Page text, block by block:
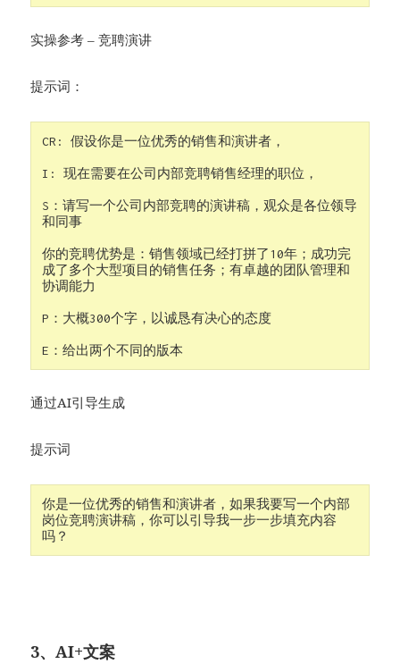
实操参考 – 竞聘演讲
提示词：
CR: 假设你是一位优秀的销售和演讲者，
I: 现在需要在公司内部竞聘销售经理的职位，
S：请写一个公司内部竞聘的演讲稿，观众是各位领导
和同事
你的竞聘优势是：销售领域已经打拼了10年；成功完
成了多个大型项目的销售任务；有卓越的团队管理和
协调能力
P：大概300个字，以诚恳有决心的态度
E：给出两个不同的版本
通过AI引导生成
提示词
你是一位优秀的销售和演讲者，如果我要写一个内部
岗位竞聘演讲稿，你可以引导我一步一步填充内容
吗？
3、AI+文案